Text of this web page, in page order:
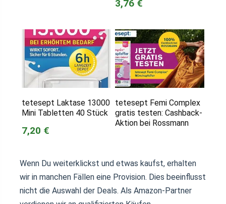
3,76 €
tetesept Laktase 13000
Mini Tabletten 40 Stück
7,20 €
tetesept Femi Complex
gratis testen: Cashback-
Aktion bei Rossmann
Wenn Du weiterklickst und etwas kaufst, erhalten
wir in manchen Fällen eine Provision. Dies beeinflusst
nicht die Auswahl der Deals. Als Amazon-Partner